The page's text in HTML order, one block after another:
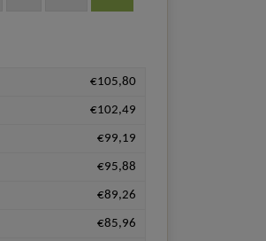
€105,80
€102,49
€99,19
€95,88
€89,26
€85,96